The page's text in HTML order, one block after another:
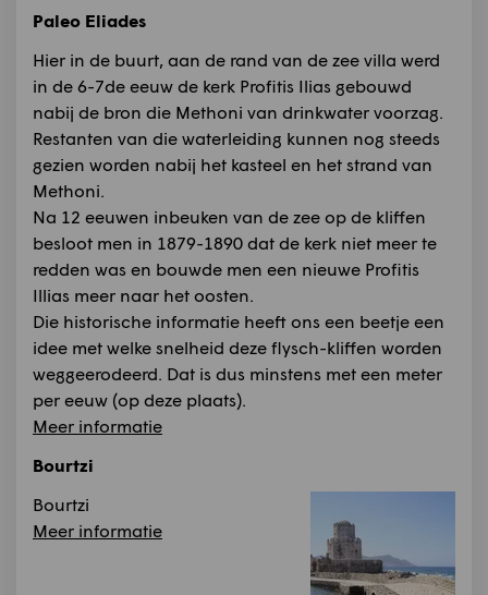
Paleo Eliades
Hier in de buurt, aan de rand van de zee villa werd
in de 6-7de eeuw de kerk Profitis Ilias gebouwd
nabij de bron die Methoni van drinkwater voorzag.
Restanten van die waterleiding kunnen nog steeds
gezien worden nabij het kasteel en het strand van
Methoni.
Na 12 eeuwen inbeuken van de zee op de kliffen
besloot men in 1879-1890 dat de kerk niet meer te
redden was en bouwde men een nieuwe Profitis
Illias meer naar het oosten.
Die historische informatie heeft ons een beetje een
idee met welke snelheid deze flysch-kliffen worden
weggeerodeerd. Dat is dus minstens met een meter
per eeuw (op deze plaats).
Meer informatie
Bourtzi
Bourtzi
Meer informatie